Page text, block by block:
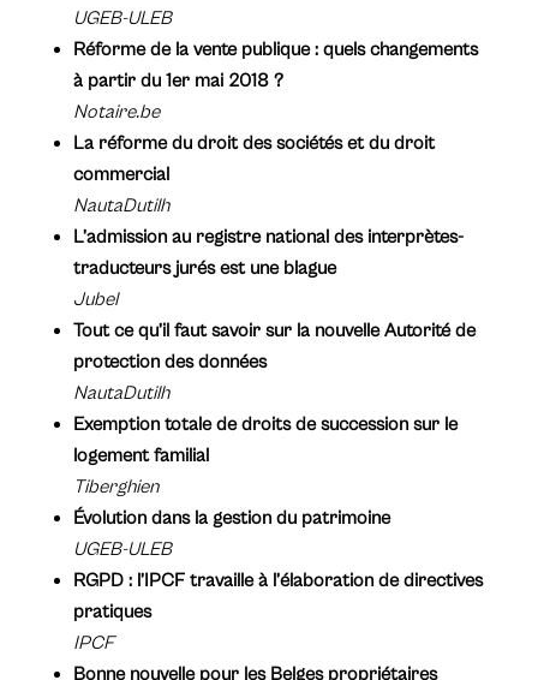
UGEB-ULEB
Réforme de la vente publique : quels changements
à partir du 1er mai 2018 ?
Notaire.be
La réforme du droit des sociétés et du droit
commercial
NautaDutilh
L’admission au registre national des interprètes-
traducteurs jurés est une blague
Jubel
Tout ce qu’il faut savoir sur la nouvelle Autorité de
protection des données
NautaDutilh
Exemption totale de droits de succession sur le
logement familial
Tiberghien
Évolution dans la gestion du patrimoine
UGEB-ULEB
RGPD : l’IPCF travaille à l’élaboration de directives
pratiques
IPCF
Bonne nouvelle pour les Belges propriétaires